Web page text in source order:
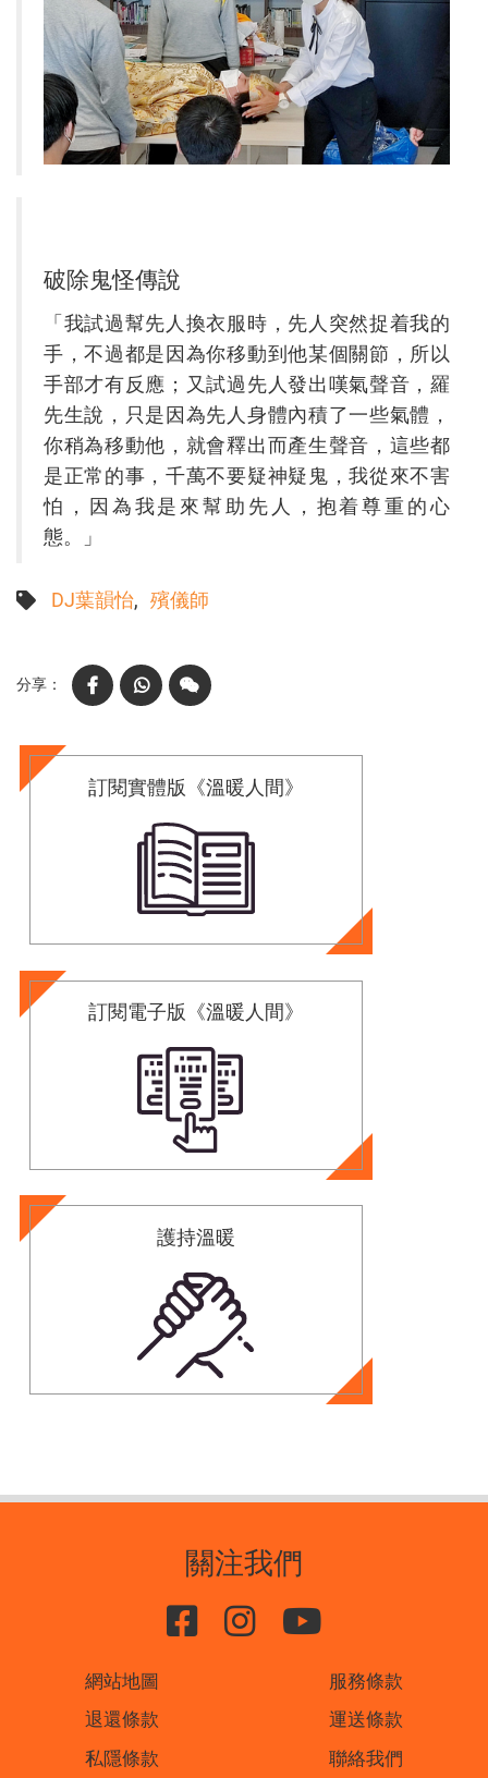
破除鬼怪傳說
「我試過幫先人換衣服時，先人突然捉着我的
手，不過都是因為你移動到他某個關節，所以
手部才有反應；又試過先人發出嘆氣聲音，羅
先生說，只是因為先人身體內積了一些氣體，
你稍為移動他，就會釋出而產生聲音，這些都
是正常的事，千萬不要疑神疑鬼，我從來不害
怕，因為我是來幫助先人，抱着尊重的心
態。」
DJ葉韻怡 殯儀師
FacebookWhatsAppWeChat
訂閱實體版《溫暖人間》
訂閱電子版《溫暖人間》
護持溫暖
關注我們
網站地圖
服務條款
退還條款
運送條款
私隱條款
聯絡我們